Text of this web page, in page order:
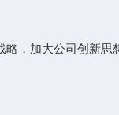
加大公司创新思